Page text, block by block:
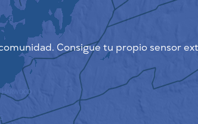
Consigue tu propio sensor